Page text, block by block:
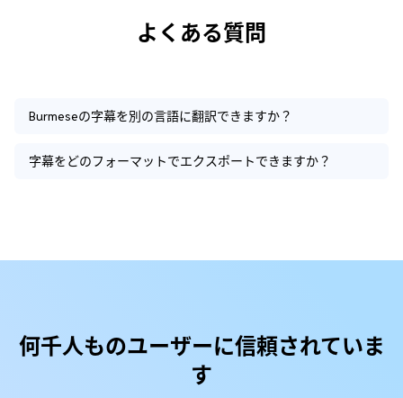
よくある質問
Burmeseの字幕を別の言語に翻訳できますか？
字幕をどのフォーマットでエクスポートできますか？
何千人ものユーザーに信頼されていま
す